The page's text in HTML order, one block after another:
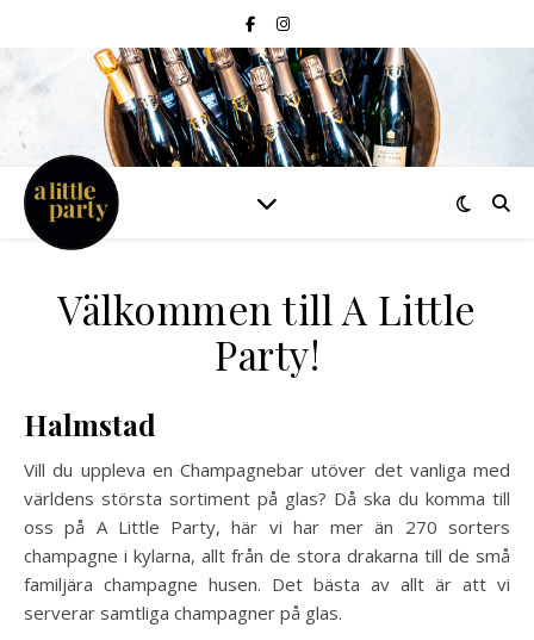
Välkommen till A Little
Party!
Halmstad
Vill du uppleva en Champagnebar utöver det vanliga med
världens största sortiment på glas? Då ska du komma till
oss på A Little Party, här vi har mer än 270 sorters
champagne i kylarna, allt från de stora drakarna till de små
familjära champagne husen. Det bästa av allt är att vi
serverar samtliga champagner på glas.